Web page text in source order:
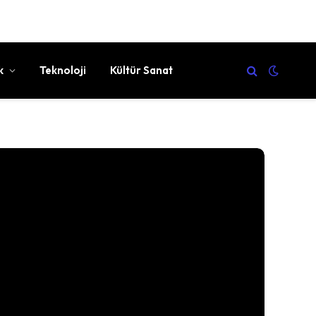
Teknoloji Kültür Sanat